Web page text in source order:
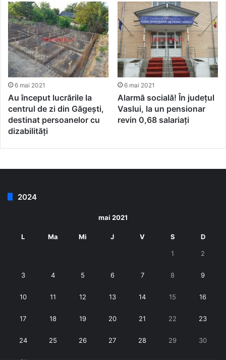
6 mai 2021
Au început lucrările la
centrul de zi din Găgești,
destinat persoanelor cu
dizabilități
6 mai 2021
Alarmă socială! În județul
Vaslui, la un pensionar
revin 0,68 salariaţi
2024
mai 2021
L Ma Mi J V S D
1 2
3 4 5 6 7 8 9
10 11 12 13 14 15 16
17 18 19 20 21 22 23
24 25 26 27 28 29 30